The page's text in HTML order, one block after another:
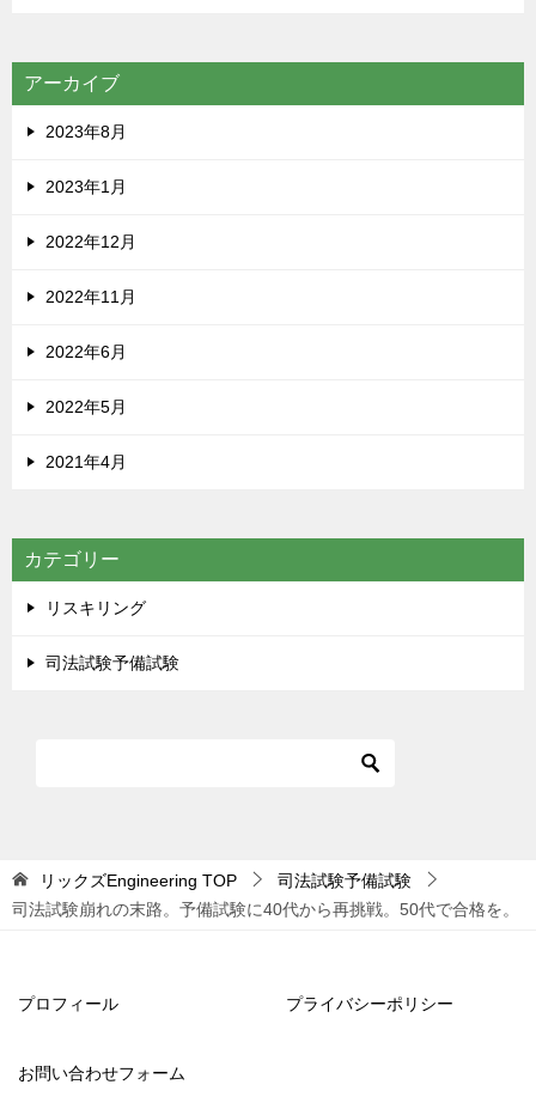
アーカイブ
2023年8月
2023年1月
2022年12月
2022年11月
2022年6月
2022年5月
2021年4月
カテゴリー
リスキリング
司法試験予備試験
リックズEngineering TOP
司法試験予備試験
司法試験崩れの末路。予備試験に40代から再挑戦。50代で合格を。
プロフィール プライバシーポリシー
お問い合わせフォーム